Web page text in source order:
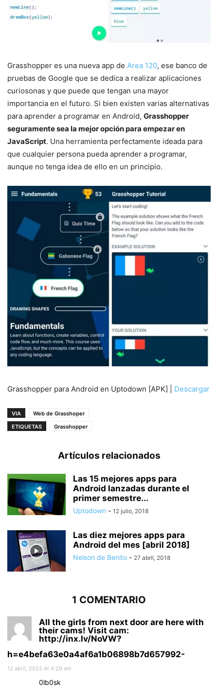
Grasshopper es una nueva app de Area 120, ese banco de
pruebas de Google que se dedica a realizar aplicaciones
curiosonas y que puede que tengan una mayor
importancia en el futuro. Si bien existen varias alternativas
para aprender a programar en Android, Grasshopper
seguramente sea la mejor opción para empezar en
JavaScript. Una herramienta perfectamente ideada para
que cualquier persona pueda aprender a programar,
aunque no tenga idea de ello en un principio.
Grasshopper para Android en Uptodown [APK] | Descargar
VIA
Web de Grasshoper
ETIQUETAS
Grasshopper
Artículos relacionados
Las 15 mejores apps para
Android lanzadas durante el
primer semestre...
Uptodown - 12 julio, 2018
Las diez mejores apps para
Android del mes [abril 2018]
Nelson de Benito - 27 abril, 2018
1 COMENTARIO
All the girls from next door are here with
their cams! Visit cam:
http://inx.lv/NoVW?
h=e4befa63e0a4af6a1b06898b7d657992-
12 abril, 2022 At 4:29 am
0lb0sk